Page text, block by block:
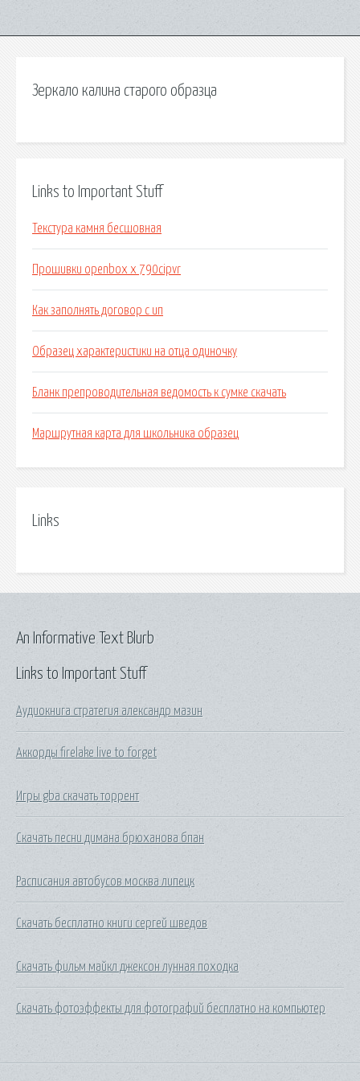
Зеркало калина старого образца
Links to Important Stuff
Текстура камня бесшовная
Прошивки openbox x 790cipvr
Как заполнять договор с ип
Образец характеристики на отца одиночку
Бланк препроводительная ведомость к сумке скачать
Маршрутная карта для школьника образец
Links
Links to Important Stuff
Аудиокнига стратегия александр мазин
Аккорды firelake live to forget
Игры gba скачать торрент
Скачать песни димана брюханова бпан
Расписания автобусов москва липецк
Скачать бесплатно книги сергей шведов
Скачать фильм майкл джексон лунная походка
Скачать фотоэффекты для фотографий бесплатно на компьютер
An Informative Text Blurb